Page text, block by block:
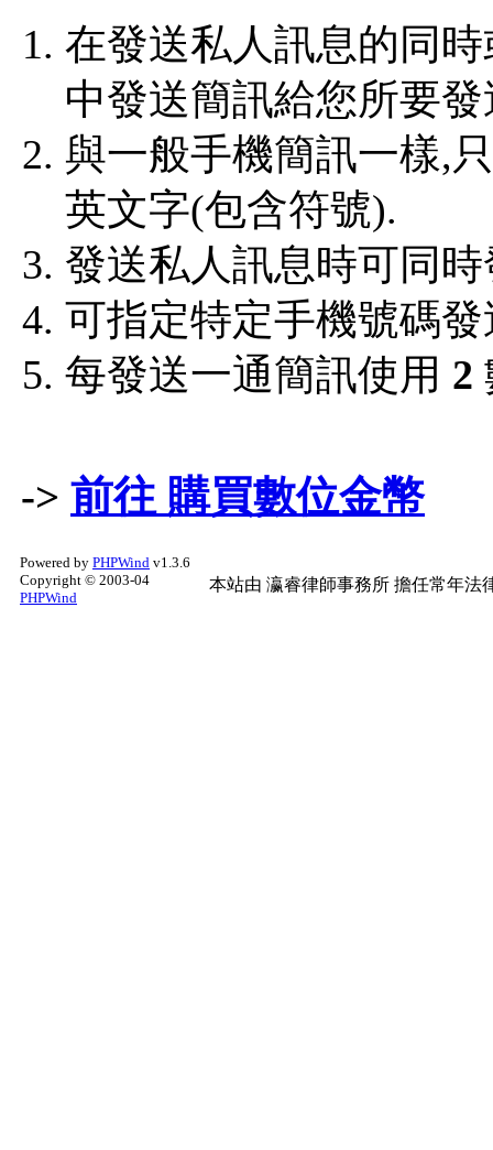
在發送私人訊息的同
中發送簡訊給您所要
與一般手機簡訊一樣,
英文字(包含符號).
發送私人訊息時可同
可指定特定手機號碼發
每發送一通簡訊使用 2
-> 前往 購買數位金幣
Powered by PHPWind v1.3.6
Copyright © 2003-04
PHPWind
本站由 瀛睿律師事務所 擔任常年法